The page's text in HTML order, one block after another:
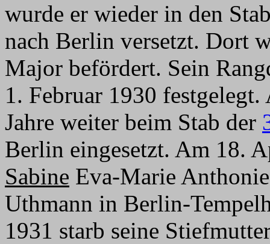
wurde er wieder in den
nach Berlin versetzt. Dort
Major befördert. Sein
1. Februar 1930
Jahre weiter beim Stab der
Berlin eingesetzt. Am 18.
Sabine Eva-Marie
Uthmann in Berlin-
1931 starb seine